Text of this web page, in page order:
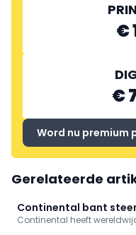
€
€
Word nu premium
Gerelateerde
Continental bant
Continental heeft